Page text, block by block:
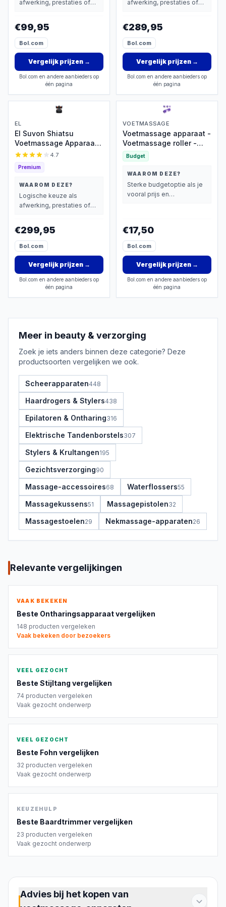
Verwarming
afwerking, prestaties of
€99,95
Bol.com
Vergelijk prijzen→
Bol.com en andere aanbieders op
één pagina
afwerking, prestaties of
€289,95
Bol.com
Vergelijk prijzen→
Bol.com en andere aanbieders op
één pagina
EL
El Suvon Shiatsu
Voetmassage Apparaat -
Beenmassage -
Infrarood Warmte -
Zwart
4.7
Premium
WAAROM DEZE?
Logische keuze als
afwerking, prestaties of
€299,95
Bol.com
Vergelijk prijzen→
Bol.com en andere aanbieders op
één pagina
VOETMASSAGE
Voetmassage apparaat -
Voetmassage roller -
Voetroller -
Circulatiebevorderende
voetmassage -
Massagebal -
Voetmassageapparaat
voor ontspanning en
- 29*15CM
Budget
WAAROM DEZE?
Sterke budgetoptie als je
vooral prijs en
€17,50
Bol.com
Vergelijk prijzen→
Bol.com en andere aanbieders op
één pagina
Meer in beauty & verzorging
Zoek je iets anders binnen deze categorie? Deze
productsoorten vergelijken we ook.
Scheerapparaten448
Haardrogers & Stylers438
Epilatoren & Ontharing316
Elektrische Tandenborstels307
Stylers & Krultangen195
Gezichtsverzorging90
Massage-accessoires68 Waterflossers55
Massagekussens51 Massagepistolen32
Massagestoelen29 Nekmassage-apparaten26
Relevante vergelijkingen
VAAK BEKEKEN
Beste Ontharingsapparaatvergelijken
148 producten vergeleken
Vaak bekeken door bezoekers
VEEL GEZOCHT
Beste Stijltang vergelijken
74 producten vergeleken
Vaak gezocht onderwerp
VEEL GEZOCHT
Beste Fohn vergelijken
32 producten vergeleken
Vaak gezocht onderwerp
KEUZEHULP
Beste Baardtrimmervergelijken
23 producten vergeleken
Vaak gezocht onderwerp
Advies bij het kopen van